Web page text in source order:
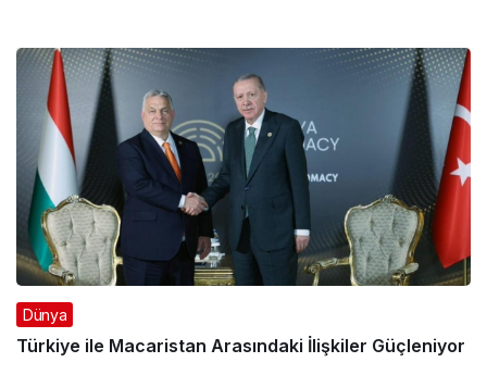
Dünya
Türkiye ile Macaristan Arasındaki İlişkiler Güçleniyor